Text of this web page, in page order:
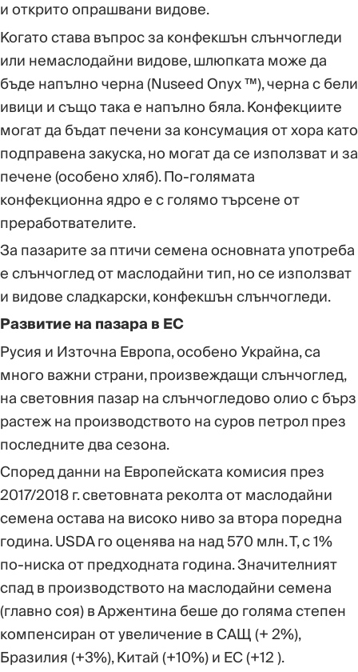
и открито опрашвани видове.
Когато става въпрос за конфекшън слънчогледи
или немаслодайни видове, шлюпката може да
бъде напълно черна (Nuseed Onyx ™), черна с бели
ивици и също така е напълно бяла. Конфекциите
могат да бъдат печени за консумация от хора като
подправена закуска, но могат да се използват и за
печене (особено хляб). По-голямата
конфекционна ядро ​​е с голямо търсене от
преработвателите.
За пазарите за птичи семена основната употреба
е слънчоглед от маслодайни тип, но се използват
и видове сладкарски, конфекшън слънчогледи.
Развитие на пазара в ЕС
Русия и Източна Европа, особено Украйна, са
много важни страни, произвеждащи слънчоглед,
на световния пазар на слънчогледово олио с бърз
растеж на производството на суров петрол през
последните два сезона.
Според данни на Европейската комисия през
2017/2018 г. световната реколта от маслодайни
семена остава на високо ниво за втора поредна
година. USDA го оценява на над 570 млн. Т, с 1%
по-ниска от предходната година. Значителният
спад в производството на маслодайни семена
(главно соя) в Аржентина беше до голяма степен
компенсиран от увеличение в САЩ (+ 2%),
Бразилия (+3%), Китай (+10%) и ЕС (+12 ).